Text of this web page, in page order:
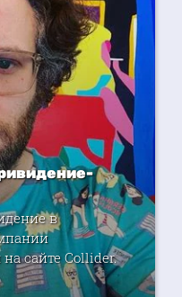
в
сайте Collider.